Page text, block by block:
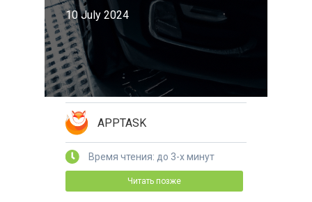
10 July 2024
APPTASK
Время чтения: до 3-х минут
Читать позже